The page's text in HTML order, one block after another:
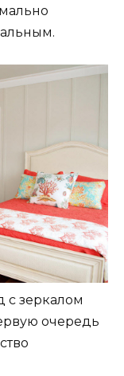
зеркалом
очередь